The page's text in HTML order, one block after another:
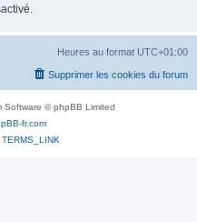
Heures au format UTC+01:00
Supprimer les cookies du forum
Software © phpBB Limited
fr.com
TERMS_LINK